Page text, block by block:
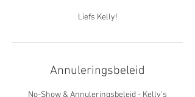
Liefs Kelly!
Annuleringsbeleid
No-Show & Annuleringsbeleid - Kelly's